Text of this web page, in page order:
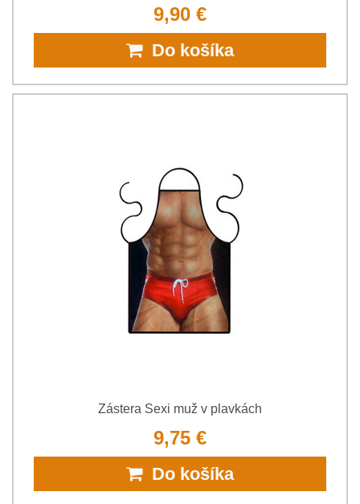
9,90 €
Do košíka
Zástera Sexi muž v plavkách
9,75 €
Do košíka